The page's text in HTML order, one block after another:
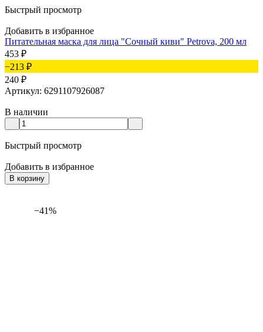
Быстрый просмотр
Добавить в избранное
Питательная маска для лица "Сочный киви" Petrova, 200 мл
453 ₽
−213 ₽
240 ₽
Артикул: 6291107926087
В наличии
Быстрый просмотр
Добавить в избранное
В корзину
−41%